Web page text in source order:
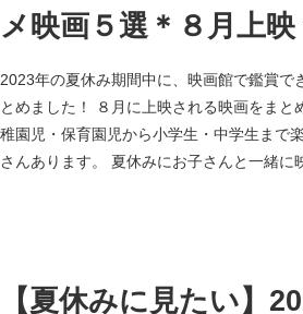
メ映画５選＊８月上映
2023年の夏休み期間中に、映画館で鑑賞で
とめました！ ８月に上映される映画をまと
稚園児・保育園児から小学生・中学生まで
さんあります。 夏休みにお子さんと一緒に
【夏休みに見たい】